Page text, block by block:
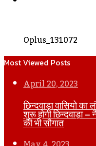
Oplus_131072
Most Viewed Posts
April 20, 2023
छिन्दवाड़ा वासियो
शुरू होगी छिन्दवाड़ा
की भी सौगात